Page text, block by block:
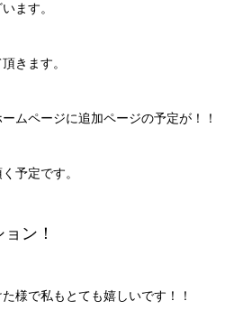
ます。
きます。
ムページに追加ページの予定が！！
予定です。
ン！
様で私もとても嬉しいです！！